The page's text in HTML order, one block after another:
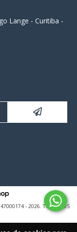
Lange - Curitiba -
- 2026. TODOS OS